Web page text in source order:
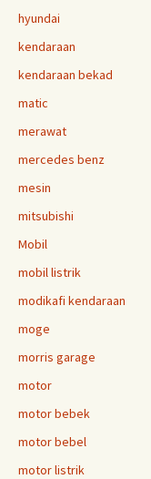
hyundai
kendaraan
kendaraan bekad
matic
merawat
mercedes benz
mesin
mitsubishi
Mobil
mobil listrik
modikafi kendaraan
moge
morris garage
motor
motor bebek
motor bebel
motor listrik